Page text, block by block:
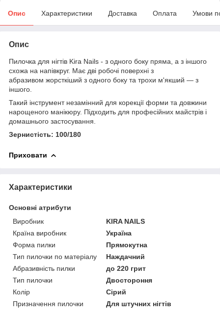
Опис Характеристики Доставка Оплата Умови
Опис
Пилочка для нігтів Kira Nails - з одного боку пряма, а з іншого
схожа на напівкруг. Має дві робочі поверхні з
абразивом жорсткіший з одного боку та трохи м'якший — з
іншого.
Такий інструмент незамінний для корекції форми та довжини
нарощеного манікюру. Підходить для професійних майстрів і
домашнього застосування.
Зернистість: 100/180
Приховати
Характеристики
Основні атрибути
Виробник
KIRA NAILS
Країна виробник
Україна
Форма пилки
Прямокутна
Тип пилочки по матеріалу
Наждачний
Абразивність пилки
до 220 грит
Тип пилочки
Двостороння
Колір
Сірий
Призначення пилочки
Для штучних нігтів